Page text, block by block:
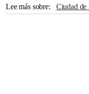
Lee más sobre
Ciudad